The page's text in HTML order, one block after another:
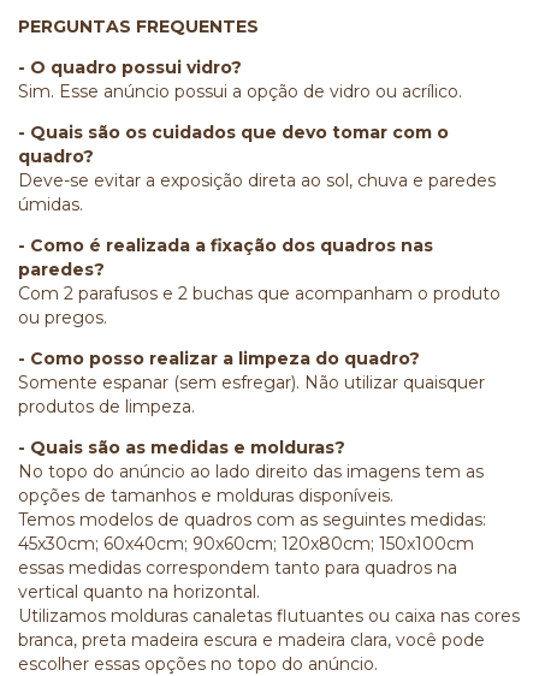
PERGUNTAS FREQUENTES
- O quadro possui vidro?
Sim. Esse anúncio possui a opção de vidro ou acrílico.
- Quais são os cuidados que devo tomar com o
quadro?
Deve-se evitar a exposição direta ao sol, chuva e paredes
úmidas.
- Como é realizada a fixação dos quadros nas
paredes?
Com 2 parafusos e 2 buchas que acompanham o produto
ou pregos.
- Como posso realizar a limpeza do quadro?
Somente espanar (sem esfregar). Não utilizar quaisquer
produtos de limpeza.
- Quais são as medidas e molduras?
No topo do anúncio ao lado direito das imagens tem as
opções de tamanhos e molduras disponíveis.
Temos modelos de quadros com as seguintes medidas:
45x30cm; 60x40cm; 90x60cm; 120x80cm; 150x100cm
essas medidas correspondem tanto para quadros na
vertical quanto na horizontal.
Utilizamos molduras canaletas flutuantes ou caixa nas cores
branca, preta madeira escura e madeira clara, você pode
escolher essas opções no topo do anúncio.